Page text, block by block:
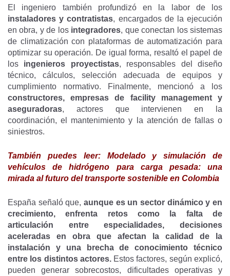
El ingeniero también profundizó en la labor de los
instaladores y contratistas, encargados de la ejecución
en obra, y de los integradores, que conectan los sistemas
de climatización con plataformas de automatización para
optimizar su operación. De igual forma, resaltó el papel de
los ingenieros proyectistas, responsables del diseño
técnico, cálculos, selección adecuada de equipos y
cumplimiento normativo. Finalmente, mencionó a los
constructores, empresas de facility management y
aseguradoras, actores que intervienen en la
coordinación, el mantenimiento y la atención de fallas o
siniestros.
También puedes leer: Modelado y simulación de
vehículos de hidrógeno para carga pesada: una
mirada al futuro del transporte sostenible en Colombia
España señaló que, aunque es un sector dinámico y en
crecimiento, enfrenta retos como la falta de
articulación entre especialidades, decisiones
aceleradas en obra que afectan la calidad de la
instalación y una brecha de conocimiento técnico
entre los distintos actores.Estos factores, según explicó,
pueden generar sobrecostos, dificultades operativas y